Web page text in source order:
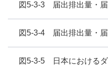
図5-3-3 届出排出量・
図5-3-4 届出排出量・
図5-3-5 日本における